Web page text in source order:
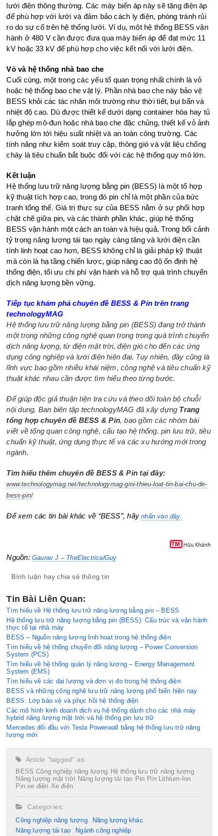
lưới điện thông thường. Các máy biến áp này sẽ tăng điện áp
để phù hợp với lưới và đảm bảo cách ly điện, phòng tránh rủi
ro do sự cố trên hệ thống lưới. Ví dụ, một hệ thống BESS vận
hành ở 480 V cần được đưa qua máy biến áp để đạt mức 11
kV hoặc 33 kV để phù hợp cho việc kết nối với lưới điện.
Vỏ và hệ thống nhà bao che
Cuối cùng, một trong các yếu tố quan trọng nhất chính là vỏ
hoặc hệ thống bao che vật lý. Phần nhà bao che này bảo vệ
BESS khỏi các tác nhân môi trường như thời tiết, bụi bẩn và
nhiệt độ cao. Dù được thiết kế dưới dạng container hóa hay tủ
lắp ghép mô-đun hoặc nhà bao che đặc chủng, thiết kế vỏ ảnh
hưởng lớn tới hiệu suất nhiệt và an toàn công trường. Các
tính năng như kiểm soát truy cập, thông gió và vật liệu chống
cháy là tiêu chuẩn bắt buộc đối với các hệ thống quy mô lớn.
Kết luận
Hệ thống lưu trữ năng lượng bằng pin (BESS) là một tổ hợp
kỹ thuật tích hợp cao, trong đó pin chỉ là một phần của bức
tranh tổng thể. Giá trị thực sự của BESS nằm ở sự phối hợp
chặt chẽ giữa pin, và các thành phần khác, giúp hệ thống
BESS vận hành một cách an toàn và hiệu quả. Trong bối cảnh
tỷ trọng năng lượng tái tạo ngày càng tăng và lưới điện cần
tính linh hoạt cao hơn, BESS không chỉ là giải pháp kỹ thuật
mà còn là hạ tầng chiến lược, giúp nâng cao độ ổn định hệ
thống điện, tối ưu chi phí vận hành và hỗ trợ quá trình chuyển
dịch năng lượng bền vững.
Tiếp tục khám phá chuyên đề BESS & Pin trên trang
technologyMAG
Hệ thống lưu trữ năng lượng bằng pin (BESS) đang trở thành
một trong những công nghệ quan trọng trong quá trình chuyển
dịch năng lượng, từ điện mặt trời, điện gió cho đến các ứng
dụng công nghiệp và lưới điện hiện đại. Tuy nhiên, đây cũng là
lĩnh vực bao gồm nhiều khái niệm, công nghệ và tiêu chuẩn kỹ
thuật khác nhau cần được tìm hiểu theo từng bước.
Để giúp độc giả thuận tiện tra cứu và theo dõi toàn bộ chuỗi
nội dung, Ban biên tập technologyMAG đã xây dựng Trang
tổng hợp chuyên đề BESS & Pin, bao gồm các nhóm bài
viết về tổng quan công nghệ, cấu tạo hệ thống, pin lưu trữ, tiêu
chuẩn kỹ thuật, ứng dụng thực tế và các xu hướng mới trong
ngành.
Tìm hiểu thêm chuyên đề BESS & Pin tại đây:
www.technologymag.net/technologymag-gioi-thieu-loat-tin-bai-chu-de-
bess-pin/
Để xem các tin bài khác về “BESS”, hãynhấn vào đây.
Nguồn:Gaurav J – TheElectricalGuy
Bình luận hay chia sẻ thông tin
Tin Bài Liên Quan:
Tìm hiểu về Hệ thống lưu trữ năng lượng bằng pin – BESS
Hệ thống lưu trữ năng lượng bằng pin (BESS): Cấu trúc và vận hành
thực tế tại nhà máy
BESS – Nguồn năng lượng linh hoạt trong hệ thống điện
Tìm hiểu về hệ thống chuyển đổi năng lượng – Power Conversion
System (PCS)
Tìm hiểu về hệ thống quản lý năng lượng – Energy Management
System (EMS)
Tìm hiểu về các đại lượng và đơn vị đo trong hệ thống điện
BESS và những công nghệ lưu trữ năng lượng phổ biến hiện nay
BESS: Lớp bảo vệ và phục hồi hệ thống điện
Các mô hình kinh doanh dịch vụ hệ thống dành cho các nhà máy
hybrid năng lượng mặt trời và hệ thống pin lưu trữ
Mercedes đối đầu với Tesla Powerwall bằng hệ thống lưu trữ năng
lượng mới
Article "tagged" as:
BESS Công nghiệp năng lượng Hệ thống lưu trữ năng lượng
Năng lượng mặt trời Năng lượng tái tạo Pin Pin Lithium-Ion
Pin xe điện Xe điện
Categories:
Công nghiệp năng lượng
Năng lượng khác
Năng lượng tái tạo
Ngành công nghiệp